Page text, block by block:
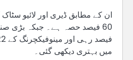
ان کے مطابق ڈیری اور لائیو
میں بہتری دیکھی گئی۔